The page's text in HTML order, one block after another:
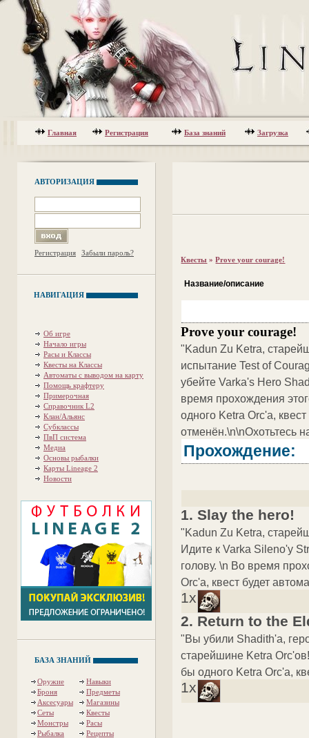
Главная Регистрация База знаний Загрузка
АВТОРИЗАЦИЯ
Регистрация Забыли пароль?
НАВИГАЦИЯ
Об игре
Начало игры
Расы и Классы
Квесты на Классы
Автоматы с выводом на карту
Помощь крафтеру
Примерочная
Справочник L2
Клан/Альянс
Субклассы
ПвП система
Медиа
Основы рыбалки
Карты Lineage 2
Новости
БАЗА ЗНАНИЙ
Оружие
Навыки
Броня
Предметы
Аксесуары
Магазины
Сеты
Квесты
Монстры
Расы
Рыбалка
Рецепты
Квесты »Prove your courage!
Название/описание
Prove your courage!
"Kadun Zu Ketra,
испытание Test of
убейте Varka's Hero
время прохождения
одного Ketra Orc'а,
отменён.\n\nОхотьтесь
Прохождение:
1. Slay the hero!
"Kadun Zu Ketra,
Идите к Varka Sileno'у
голову. \n Во время
Orc'а, квест будет
1x
2. Return to the
"Вы убили Shadith'а,
старейшине Ketra
бы одного Ketra Orc'а,
1x